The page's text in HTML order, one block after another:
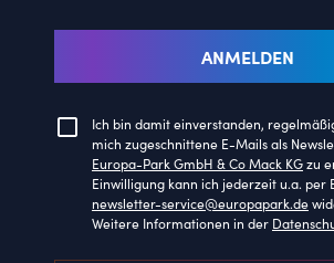
ANMELDEN
Ich bin damit einverstanden,
mich zugeschnittene E-Mails als
Europa-Park GmbH & Co Mack KGzu
Einwilligung kann ich jederzeit u.a. per
newsletter-service@europapark.de
Weitere Informationen in der